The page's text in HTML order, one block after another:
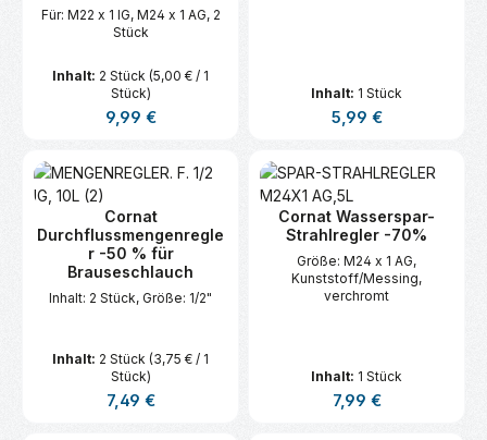
Für: M22 x 1 IG, M24 x 1 AG, 2
Stück
Inhalt: 2 Stück (5,00 € / 1
Stück)
Regulärer Preis:
9,99 €
Inhalt: 1 Stück
Regulärer Preis:
5,99 €
Cornat
Durchflussmengenregle
r -50 % für
Brauseschlauch
Inhalt: 2 Stück, Größe: 1/2"
Inhalt: 2 Stück (3,75 € / 1
Stück)
Regulärer Preis:
7,49 €
Cornat Wasserspar-
Strahlregler -70%
Größe: M24 x 1 AG,
Kunststoff/Messing,
verchromt
Inhalt: 1 Stück
Regulärer Preis:
7,99 €